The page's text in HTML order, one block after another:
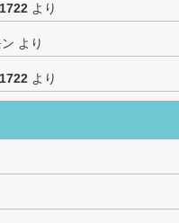
より
より
より